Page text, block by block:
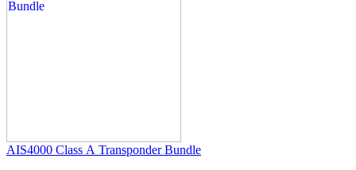
AIS4000 Class A Transponder Bundle